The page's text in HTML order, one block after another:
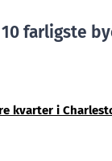
farligste
kvarter i